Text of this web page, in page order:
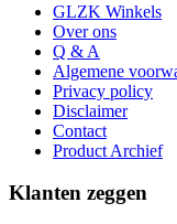
GLZK Winkels
Over ons
Q & A
Algemene
Privacy policy
Disclaimer
Contact
Product Archief
Klanten zeggen